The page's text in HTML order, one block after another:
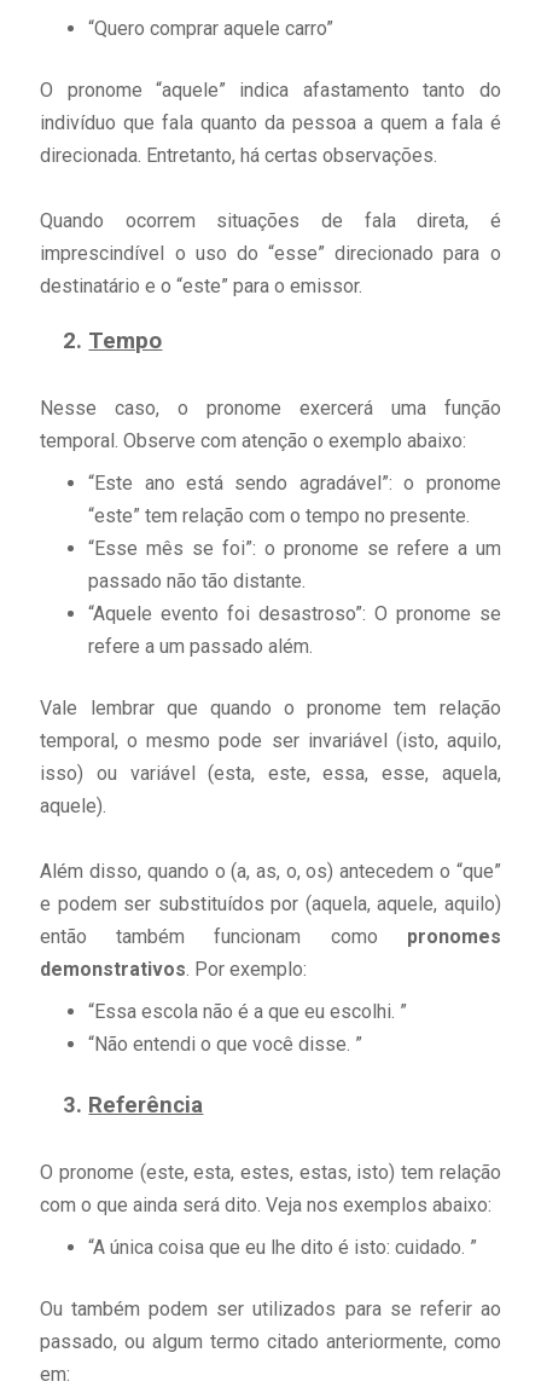
“Quero comprar aquele carro”
O pronome “aquele” indica afastamento tanto do
indivíduo que fala quanto da pessoa a quem a fala é
direcionada. Entretanto, há certas observações.
Quando ocorrem situações de fala direta, é
imprescindível o uso do “esse” direcionado para o
destinatário e o “este” para o emissor.
Tempo
Nesse caso, o pronome exercerá uma função
temporal. Observe com atenção o exemplo abaixo:
“Este ano está sendo agradável”: o pronome
“este” tem relação com o tempo no presente.
“Esse mês se foi”: o pronome se refere a um
passado não tão distante.
“Aquele evento foi desastroso”: O pronome se
refere a um passado além.
Vale lembrar que quando o pronome tem relação
temporal, o mesmo pode ser invariável (isto, aquilo,
isso) ou variável (esta, este, essa, esse, aquela,
aquele).
Além disso, quando o (a, as, o, os) antecedem o “que”
e podem ser substituídos por (aquela, aquele, aquilo)
então também funcionam como pronomes
demonstrativos. Por exemplo:
“Essa escola não é a que eu escolhi. ”
“Não entendi o que você disse. ”
Referência
O pronome (este, esta, estes, estas, isto) tem relação
com o que ainda será dito. Veja nos exemplos abaixo:
“A única coisa que eu lhe dito é isto: cuidado. ”
Ou também podem ser utilizados para se referir ao
passado, ou algum termo citado anteriormente, como
em: